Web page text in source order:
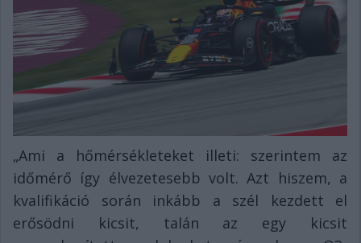
„Ami a hőmérsékleteket illeti: szerintem az
időmérő így élvezetesebb volt. Azt hiszem, a
kvalifikáció során inkább a szél kezdett el
erősödni kicsit, talán az egy kicsit